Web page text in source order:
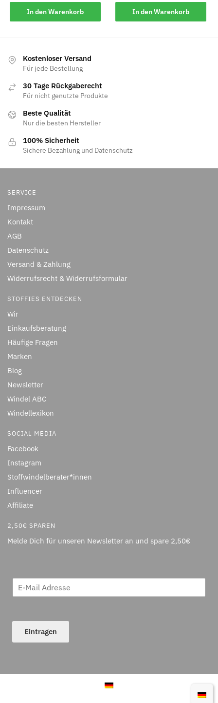
In den Warenkorb
In den Warenkorb
Kostenloser Versand
Für jede Bestellung
30 Tage Rückgaberecht
Für nicht genutzte Produkte
Beste Qualität
Nur die besten Hersteller
100% Sicherheit
Sichere Bezahlung und Datenschutz
SERVICE
Impressum
Kontakt
AGB
Datenschutz
Versand & Zahlung
Widerrufsrecht & Widerrufsformular
STOFFIES ENTDECKEN
Wir
Einkaufsberatung
Häufige Fragen
Marken
Blog
Newsletter
Windel ABC
Windellexikon
SOCIAL MEDIA
Facebook
Instagram
Stoffwindelberater*innen
Influencer
Affiliate
2,50€ SPAREN
Melde Dich für unseren Newsletter an und spare 2,50€
Eintragen